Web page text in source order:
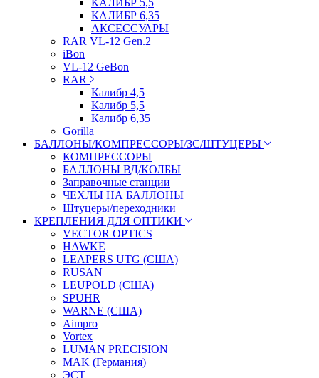
КАЛИБР 5,5
КАЛИБР 6,35
АКСЕССУАРЫ
RAR VL-12 Gen.2
iBon
VL-12 GeBon
RAR
Калибр 4,5
Калибр 5,5
Калибр 6,35
Gorilla
БАЛЛОНЫ/КОМПРЕССОРЫ/ЗС/ШТУЦЕРЫ
КОМПРЕССОРЫ
БАЛЛОНЫ ВД/КОЛБЫ
Заправочные станции
ЧЕХЛЫ НА БАЛЛОНЫ
Штуцеры/переходники
КРЕПЛЕНИЯ ДЛЯ ОПТИКИ
VECTOR OPTICS
HAWKE
LEAPERS UTG (США)
RUSAN
LEUPOLD (США)
SPUHR
WARNE (США)
Aimpro
Vortex
LUMAN PRECISION
MAK (Германия)
ЭСТ